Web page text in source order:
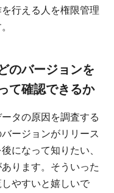
行える人を権限管理
のバージョンを
て確認できるか
タの原因を調査する
ージョンがリリース
になって知りたい、
ります。そういった
やすいと嬉しいで